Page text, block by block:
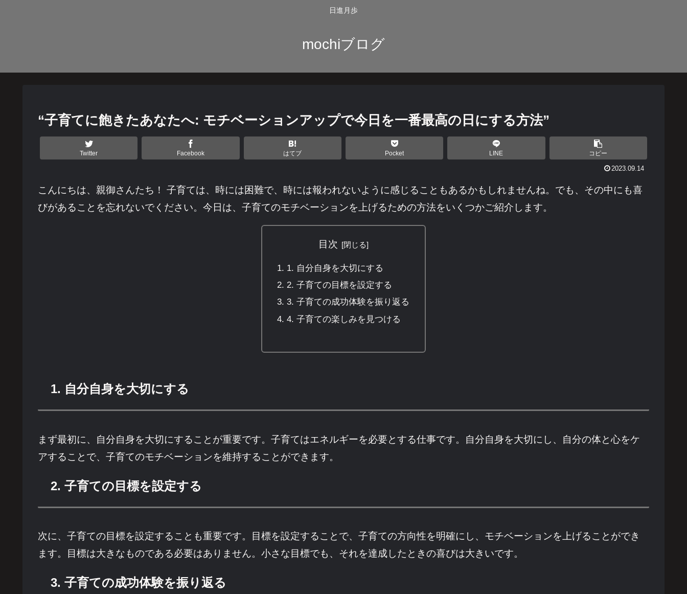
日進月歩
mochiブログ
“子育てに飽きたあなたへ: モチベーションアップで今日を一番最高の日にする方法”
Twitter Facebook はてブ Pocket LINE コピー
2023.09.14
こんにちは、親御さんたち！ 子育ては、時には困難で、時には報われないように感じることもあるかもしれませんね。でも、その中にも喜
びがあることを忘れないでください。今日は、子育てのモチベーションを上げるための方法をいくつかご紹介します。
目次
1. 自分自身を大切にする
2. 子育ての目標を設定する
3. 子育ての成功体験を振り返る
4. 子育ての楽しみを見つける
1. 自分自身を大切にする
まず最初に、自分自身を大切にすることが重要です。子育てはエネルギーを必要とする仕事です。自分自身を大切にし、自分の体と心をケ
アすることで、子育てのモチベーションを維持することができます。
2. 子育ての目標を設定する
次に、子育ての目標を設定することも重要です。目標を設定することで、子育ての方向性を明確にし、モチベーションを上げることができ
ます。目標は大きなものである必要はありません。小さな目標でも、それを達成したときの喜びは大きいです。
3. 子育ての成功体験を振り返る